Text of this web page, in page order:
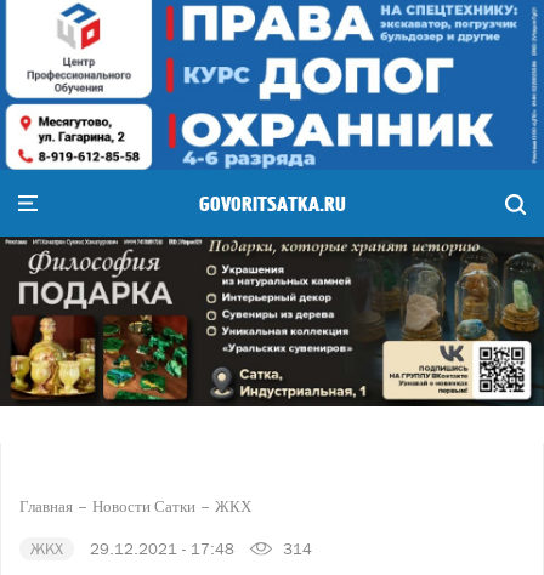
GOVORITSATKA.RU
Главная Новости Сатки ЖКХ
ЖКХ 29.12.2021 - 17:48 314